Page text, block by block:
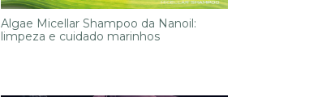
Algae Micellar Shampoo da Nanoil:
limpeza e cuidado marinhos